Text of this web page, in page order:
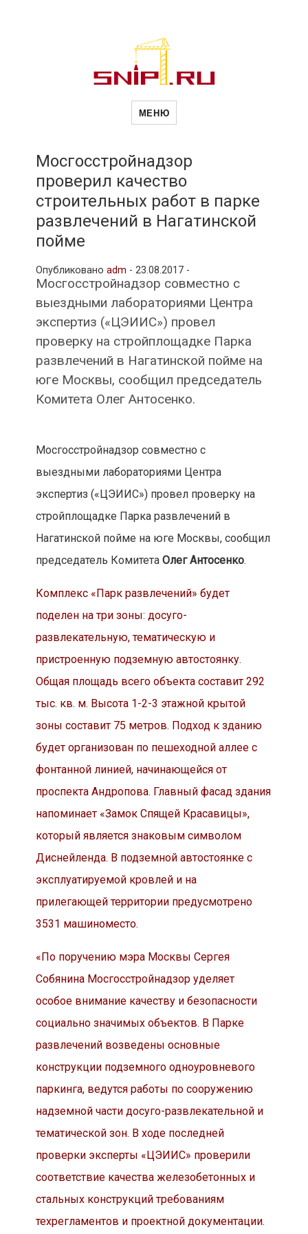
Новости
и
МЕНЮ
Мосгосстройнадзор
проверил качество
строительных работ в парке
развлечений в Нагатинской
пойме
Опубликовано adm - 23.08.2017 -
Мосгосстройнадзор совместно с
выездными лабораториями Центра
экспертиз («ЦЭИИС») провел
проверку на стройплощадке Парка
развлечений в Нагатинской пойме на
юге Москвы, сообщил председатель
Комитета Олег Антосенко.
Мосгосстройнадзор совместно с
выездными лабораториями Центра
экспертиз («ЦЭИИС») провел проверку на
стройплощадке Парка развлечений в
Нагатинской пойме на юге Москвы, сообщил
председатель Комитета Олег Антосенко.
Комплекс «Парк развлечений» будет
поделен на три зоны: досуго-
развлекательную, тематическую и
пристроенную подземную автостоянку.
Общая площадь всего объекта составит 292
тыс. кв. м. Высота 1-2-3 этажной крытой
зоны составит 75 метров. Подход к зданию
будет организован по пешеходной аллее с
фонтанной линией, начинающейся от
проспекта Андропова. Главный фасад здания
напоминает «Замок Спящей Красавицы»,
который является знаковым символом
Диснейленда. В подземной автостоянке с
эксплуатируемой кровлей и на
прилегающей территории предусмотрено
3531 машиноместо.
«По поручению мэра Москвы Сергея
Собянина Мосгосстройнадзор уделяет
особое внимание качеству и безопасности
социально значимых объектов. В Парке
развлечений возведены основные
конструкции подземного одноуровневого
паркинга, ведутся работы по сооружению
надземной части досуго-развлекательной и
тематической зон. В ходе последней
проверки эксперты «ЦЭИИС» проверили
соответствие качества железобетонных и
стальных конструкций требованиям
техрегламентов и проектной документации.